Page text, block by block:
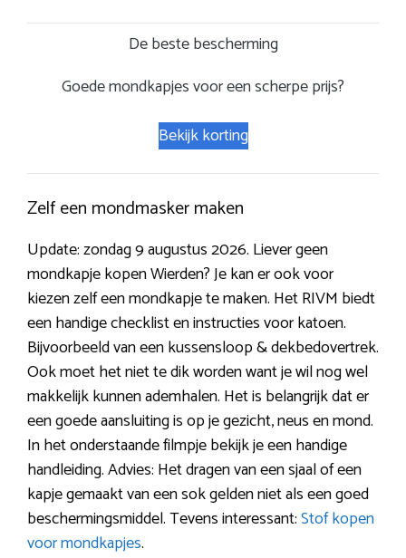
De beste bescherming
Goede mondkapjes voor een scherpe prijs?
Bekijk korting
Zelf een mondmasker maken
Update: zondag 9 augustus 2026. Liever geen
mondkapje kopen Wierden? Je kan er ook voor
kiezen zelf een mondkapje te maken. Het RIVM biedt
een handige checklist en instructies voor katoen.
Bijvoorbeeld van een kussensloop & dekbedovertrek.
Ook moet het niet te dik worden want je wil nog wel
makkelijk kunnen ademhalen. Het is belangrijk dat er
een goede aansluiting is op je gezicht, neus en mond.
In het onderstaande filmpje bekijk je een handige
handleiding. Advies: Het dragen van een sjaal of een
kapje gemaakt van een sok gelden niet als een goed
beschermingsmiddel. Tevens interessant:Stof kopen
voor mondkapjes.